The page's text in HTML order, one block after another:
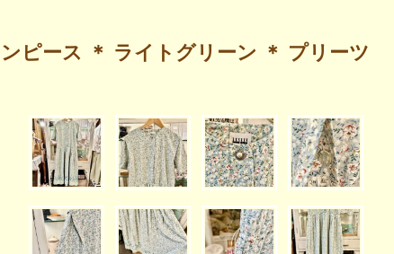
ピース ＊ ライトグリーン ＊ プリーツ